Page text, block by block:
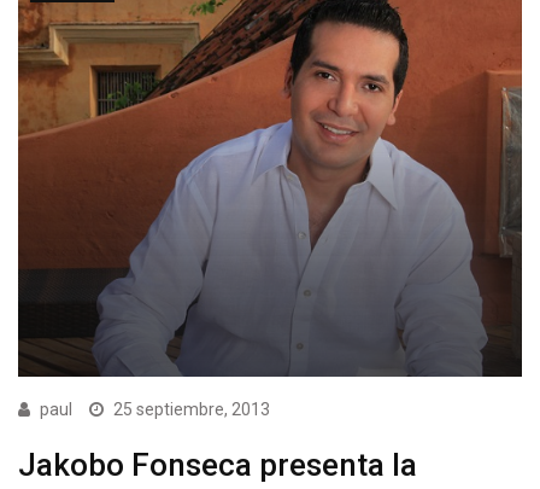
paul 25 septiembre, 2013
Jakobo Fonseca presenta la